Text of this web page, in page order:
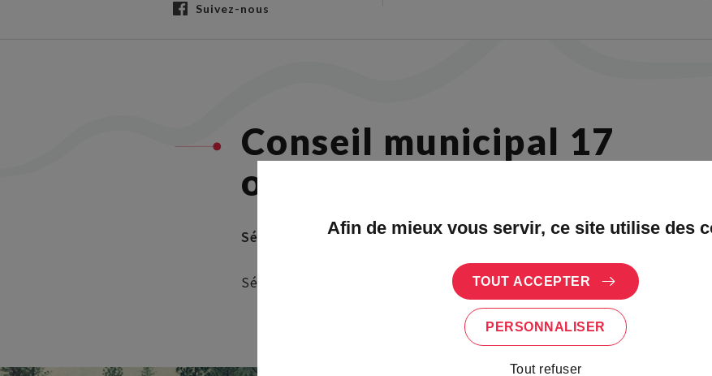
Suivez-nous
Conseil municipal 17
octobre 2022
Séance du conseil municipal à 19h30 à l'espace socioculturel
Séance du conseil municipal à 19h30 à l'espace socioculturel
Afin de mieux vous servir, ce site utilise des
TOUT ACCEPTER
PERSONNALISER
Tout refuser